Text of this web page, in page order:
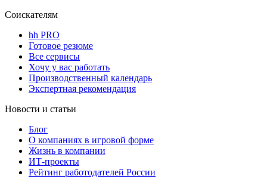
Соискателям
hh PRO
Готовое резюме
Все сервисы
Хочу у вас работать
Производственный календарь
Экспертная рекомендация
Новости и статьи
Блог
О компаниях в игровой форме
Жизнь в компании
ИТ-проекты
Рейтинг работодателей России